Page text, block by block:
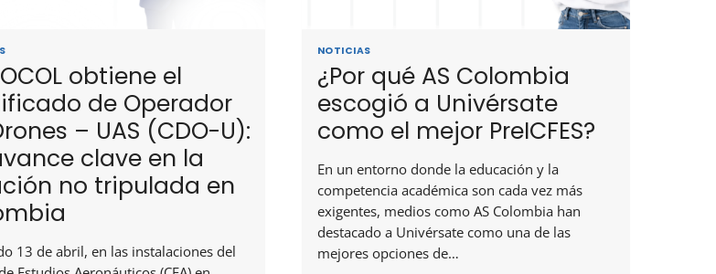
obtiene el
de Operador
– UAS (CDO-U):
clave en la
no tripulada en
13 de abril, en las instalaciones del
NOTICIAS
¿Por qué AS Colombia
escogió a Univérsate
como el mejor PreICFES?
En un entorno donde la educación y la
competencia académica son cada vez más
exigentes, medios como AS Colombia han
destacado a Univérsate como una de las
mejores opciones de…